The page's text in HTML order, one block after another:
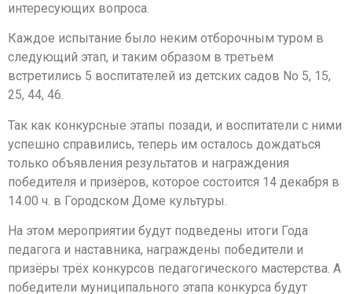
интересующих вопроса.
Каждое испытание было неким отборочным туром в
следующий этап, и таким образом в третьем
встретились 5 воспитателей из детских садов No 5, 15,
25, 44, 46.
Так как конкурсные этапы позади, и воспитатели с ними
успешно справились, теперь им осталось дождаться
только объявления результатов и награждения
победителя и призёров, которое состоится 14 декабря в
14.00 ч. в Городском Доме культуры.
На этом мероприятии будут подведены итоги Года
педагога и наставника, награждены победители и
призёры трёх конкурсов педагогического мастерства. А
победители муниципального этапа конкурса будут